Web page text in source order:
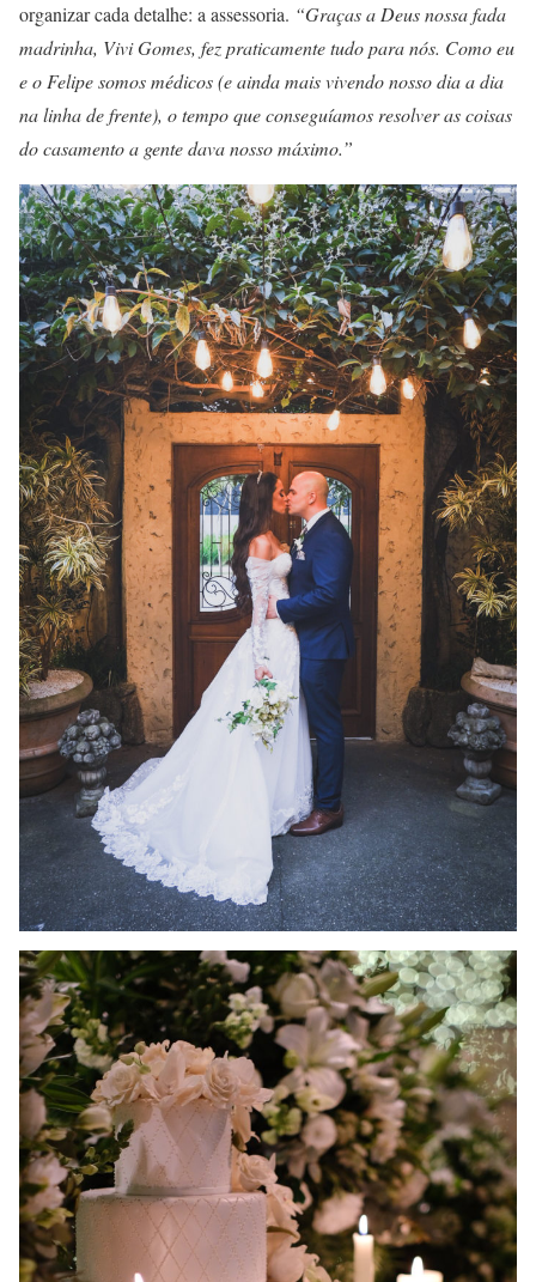
organizar cada detalhe: a assessoria. “Graças a Deus nossa fada
madrinha, Vivi Gomes, fez praticamente tudo para nós. Como eu
e o Felipe somos médicos (e ainda mais vivendo nosso dia a dia
na linha de frente), o tempo que conseguíamos resolver as coisas
do casamento a gente dava nosso máximo.”